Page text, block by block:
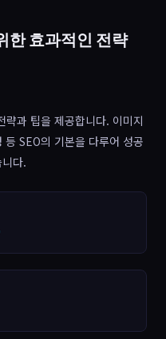
한 효과적인 전략
과 팁을 제공합니다. 이미지
SEO의 기본을 다루어 성공
다.